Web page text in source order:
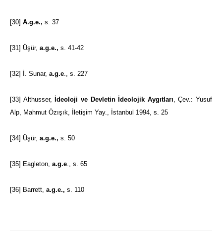
[30] A.g.e., s. 37
[31] Üşür, a.g.e., s. 41-42
[32] İ. Sunar, a.g.e ., s. 227
[33] Althusser,İdeoloji ve Devletin İdeolojik Aygıtları , Çev.: Yusuf
Alp, Mahmut Özışık, İletişim Yay., İstanbul 1994, s. 25
[34] Üşür, a.g.e., s. 50
[35] Eagleton, a.g.e ., s. 65
[36] Barrett, a.g.e., s. 110